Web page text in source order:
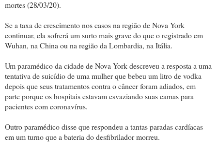
mortes (28/03/20).
Se a taxa de crescimento nos casos na região de Nova York
continuar, ela sofrerá um surto mais grave do que o registrado em
Wuhan, na China ou na região da Lombardia, na Itália.
Um paramédico da cidade de Nova York descreveu a resposta a uma
tentativa de suicídio de uma mulher que bebeu um litro de vodka
depois que seus tratamentos contra o câncer foram adiados, em
parte porque os hospitais estavam esvaziando suas camas para
pacientes com coronavírus.
Outro paramédico disse que respondeu a tantas paradas cardíacas
em um turno que a bateria do desfibrilador morreu.